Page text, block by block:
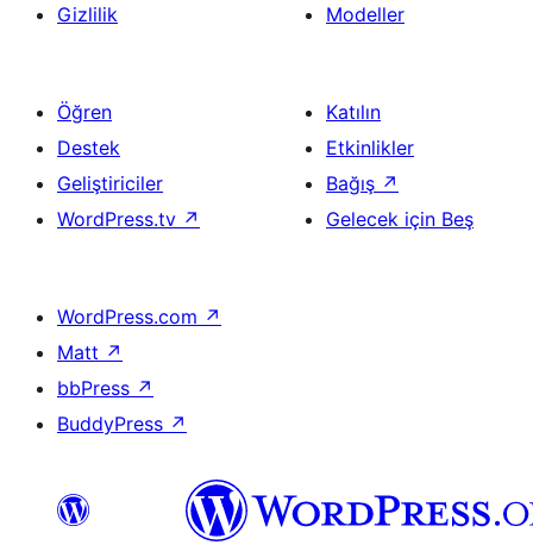
Gizlilik
Modeller
Öğren
Destek
Geliştiriciler
WordPress.tv ↗
Katılın
Etkinlikler
Bağış ↗
Gelecek için Beş
WordPress.com ↗
Matt ↗
bbPress ↗
BuddyPress ↗